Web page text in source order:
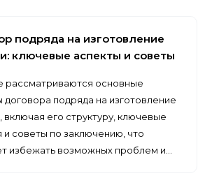
подряда на изготовление
ключевые аспекты и советы
рассматриваются основные
договора подряда на изготовление
включая его структуру, ключевые
и советы по заключению, что
избежать возможных проблем и…